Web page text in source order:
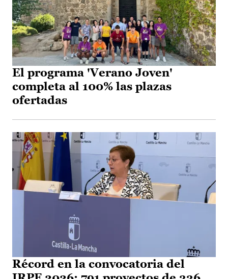
El programa 'Verano Joven'
completa al 100% las plazas
ofertadas
Récord en la convocatoria del